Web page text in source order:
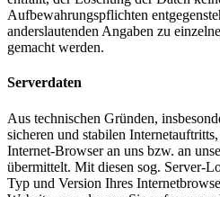
Aufbewahrungspflichten
anderslautenden Angaben zu
gemacht werden.
Serverdaten
Aus technischen Gründen,
sicheren und stabilen
Internet-Browser an uns bzw. an
übermittelt. Mit diesen sog. Server-
Typ und Version Ihres